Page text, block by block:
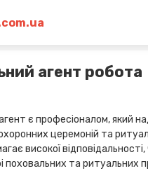
агент робота
є професіоналом, який
церемоній та
високої
поховальних та ритуальних